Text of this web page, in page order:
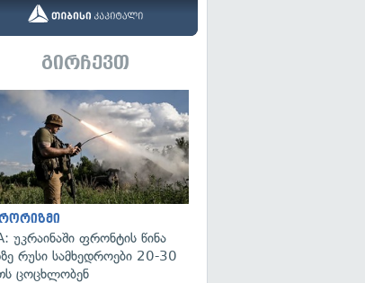
გირჩევთ
უკრაინაში ფრონტის წინა
რუსი სამხედროები 20-30
ცოცხლობენ